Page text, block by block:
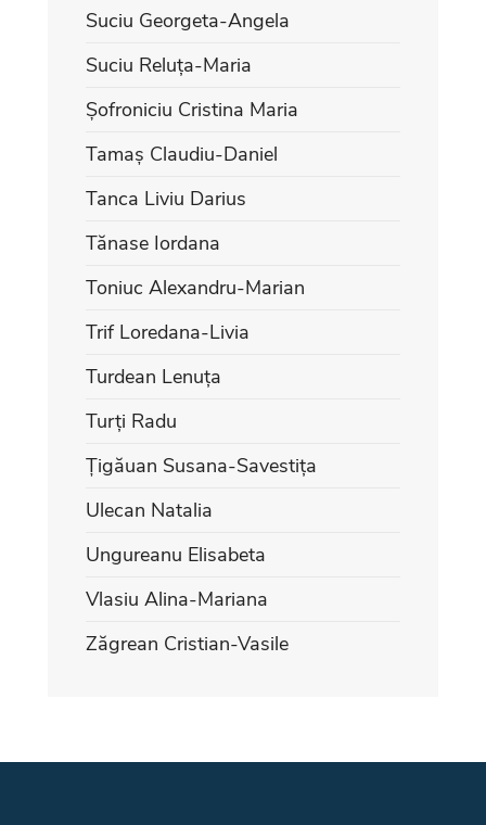
Suciu Georgeta-Angela
Suciu Reluța-Maria
Șofroniciu Cristina Maria
Tamaș Claudiu-Daniel
Tanca Liviu Darius
Tănase Iordana
Toniuc Alexandru-Marian
Trif Loredana-Livia
Turdean Lenuța
Turți Radu
Țigăuan Susana-Savestița
Ulecan Natalia
Ungureanu Elisabeta
Vlasiu Alina-Mariana
Zăgrean Cristian-Vasile